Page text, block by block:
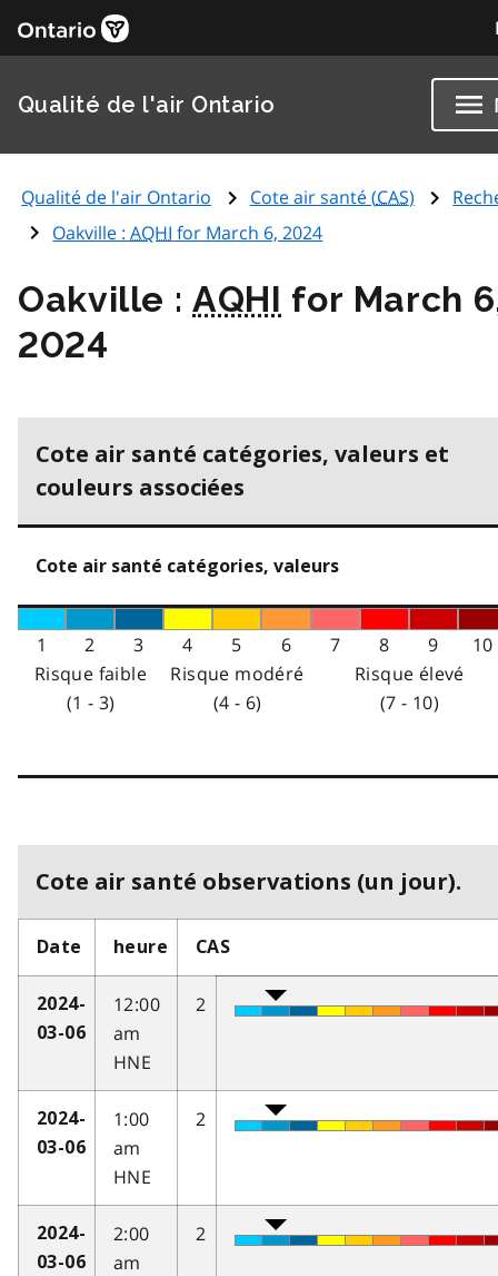
Qualité de l'air Ontario
Qualité de l'air Ontario Cote air santé (CAS)
Oakville :AQHI for March 6, 2024
Oakville :AQHI for March
2024
Cote air santé catégories, valeurs et
couleurs associées
Cote air santé catégories, valeurs
1 2 3 4 5 6 7 8 9
10
Risque faible
(1 - 3)
Risque modéré
(4 - 6)
Risque élevé
(7 - 10)
Cote air santé observations (un jour).
Date heure CAS
2024-
03-06
12:00
am
HNE
2
2024-
03-06
1:00
am
HNE
2
2024-
03-06
2:00
am
2